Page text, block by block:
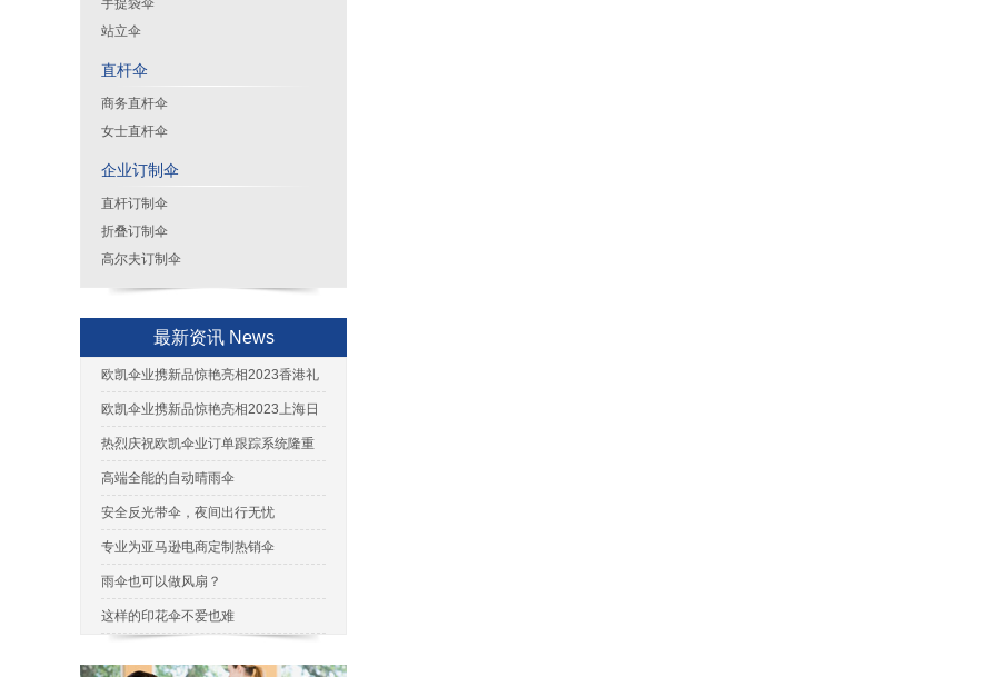
手提袋伞
站立伞
直杆伞
商务直杆伞
女士直杆伞
企业订制伞
直杆订制伞
折叠订制伞
高尔夫订制伞
最新资讯 News
欧凯伞业携新品惊艳亮相2023香港礼
品展
欧凯伞业携新品惊艳亮相2023上海日
用百货展
热烈庆祝欧凯伞业订单跟踪系统隆重
上线
高端全能的自动晴雨伞
安全反光带伞，夜间出行无忧
专业为亚马逊电商定制热销伞
雨伞也可以做风扇？
这样的印花伞不爱也难